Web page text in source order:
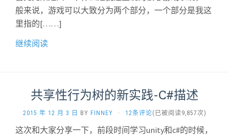
般来说，游戏可以大致分为两个部分，一个部分是我这
里指的[……]
继续阅读
共享性行为树的新实践-C#描述
2015 年 12 月 3 日 BY FINNEY · 12条评论(已被阅读9,857次)
这次和大家分享一下，前段时间学习unity和c#的时候，